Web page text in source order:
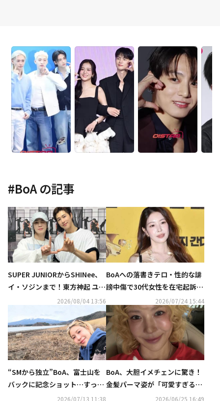
#BoAの記事
SUPER JUNIORからSHINee、
イ・ソジンまで！東方神起 ユン
ホの初ソロコンサートに豪華芸
2026/08/04 13:56
BoAへの落書きテロ・性的な誹
謗中傷で30代女性を在宅起訴…
過去にも複数回にわたり罰金刑
に
2026/07/24 15:44
“SMから独立”BoA、富士山を
バックに記念ショット…すっぴ
んでも抜群の美しさ「また行き
2026/07/13 11:38
BoA、大胆イメチェンに驚き！
金髪パーマ姿が「可愛すぎる」
2026/06/25 16:49